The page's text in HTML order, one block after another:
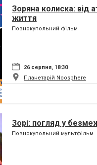
Зоряна колиска: від
життя
Повнокупольний фільм
26 серпня, 18:30
Планетарій Noosphere
Зорі: погляд у
Повнокупольний мультфільм